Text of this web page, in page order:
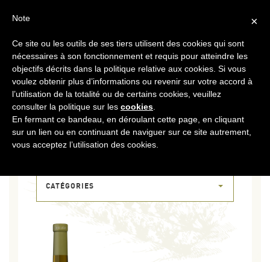
MENU
VDL-ACAPELLA
CATÉGORIES
×
Note
Ce site ou les outils de ses tiers utilisent des cookies qui sont
nécessaires à son fonctionnement et requis pour atteindre les
objectifs décrits dans la politique relative aux cookies. Si vous
voulez obtenir plus d’informations ou revenir sur votre accord à
l’utilisation de la totalité ou de certains cookies, veuillez
consulter la politique sur les cookies
En fermant ce bandeau, en déroulant cette page, en cliquant
sur un lien ou en continuant de naviguer sur ce site autrement,
vous acceptez l’utilisation des cookies.